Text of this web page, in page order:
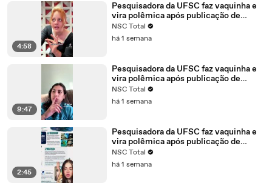
4:58
Pesquisadora da UFSC faz vaquinha e
vira polêmica após publicação de
influenciadora digital
NSC Total
há 1 semana
9:47
Pesquisadora da UFSC faz vaquinha e
vira polêmica após publicação de
influenciadora digital. Confira o vídeo
NSC Total
há 1 semana
2:45
Pesquisadora da UFSC faz vaquinha e
vira polêmica após publicação de
influenciadora digital. Influencers se
manifestam e tomam lados:
NSC Total
há 1 semana